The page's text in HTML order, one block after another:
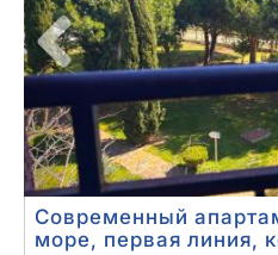
Современный
море, первая линия,